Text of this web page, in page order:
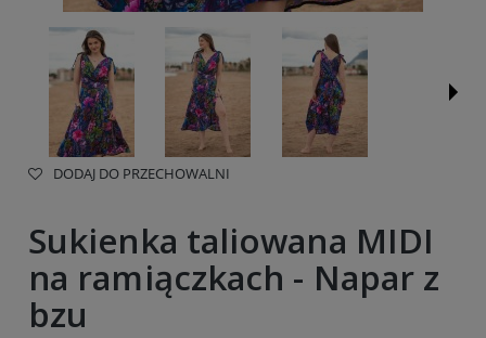
DODAJ DO PRZECHOWALNI
Sukienka taliowana MIDI
na ramiączkach - Napar z
bzu